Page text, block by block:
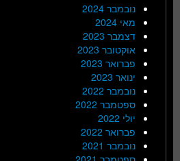
נובמבר 2024
מאי 2024
דצמבר 2023
אוקטובר 2023
פברואר 2023
ינואר 2023
נובמבר 2022
ספטמבר 2022
יולי 2022
פברואר 2022
נובמבר 2021